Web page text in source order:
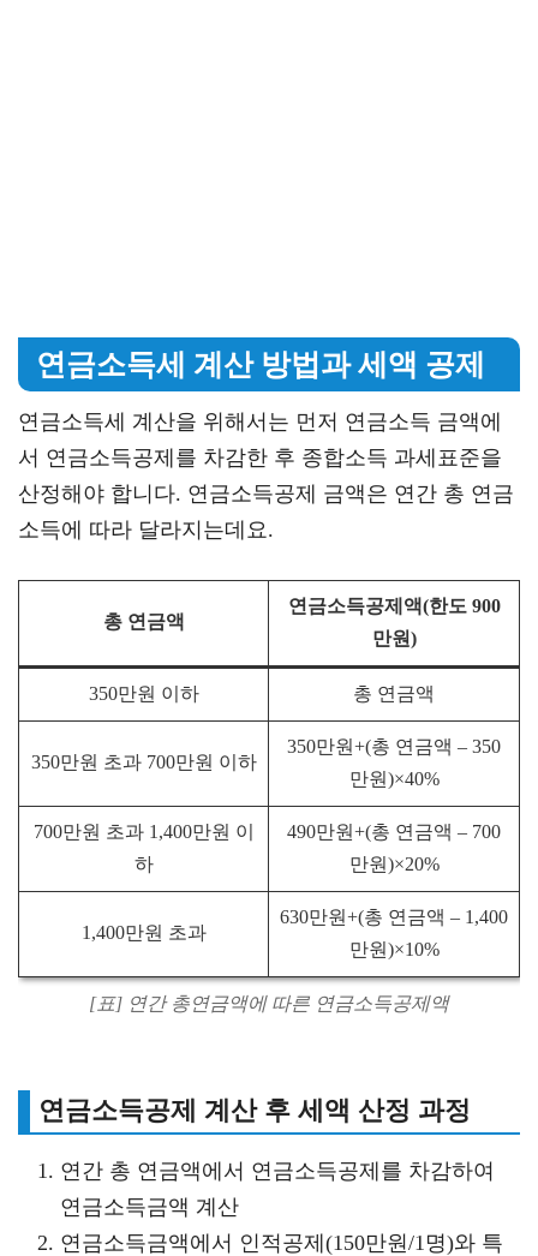
연금소득세 계산 방법과 세액 공제
연금소득세 계산을 위해서는 먼저 연금소득 금액에
서 연금소득공제를 차감한 후 종합소득 과세표준을
산정해야 합니다. 연금소득공제 금액은 연간 총 연금
소득에 따라 달라지는데요.
총 연금액
연금소득공제액(한도 900
만원)
350만원 이하 총 연금액
350만원 초과 700만원 이하
350만원+(총 연금액 – 350
만원)×40%
700만원 초과 1,400만원 이
하
490만원+(총 연금액 – 700
만원)×20%
1,400만원 초과
630만원+(총 연금액 – 1,400
만원)×10%
[표] 연간 총연금액에 따른 연금소득공제액
연금소득공제 계산 후 세액 산정 과정
연간 총 연금액에서 연금소득공제를 차감하여
연금소득금액 계산
연금소득금액에서 인적공제(150만원/1명)와 특